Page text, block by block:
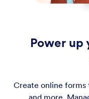
Power
Create online